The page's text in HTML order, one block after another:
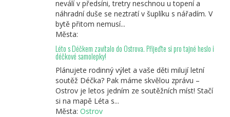
neválí v předsíni, tretry neschnou u topení a
náhradní duše se neztratí v šuplíku s nářadím. V
bytě přitom nemusí...
Města:
Léto s Déčkem zavítalo do Ostrova. Přijeďte si pro tajné heslo i
déčkové samolepky!
Plánujete rodinný výlet a vaše děti milují letní
soutěž Déčka? Pak máme skvělou zprávu –
Ostrov je letos jedním ze soutěžních míst! Stačí
si na mapě Léta s...
Města: Ostrov